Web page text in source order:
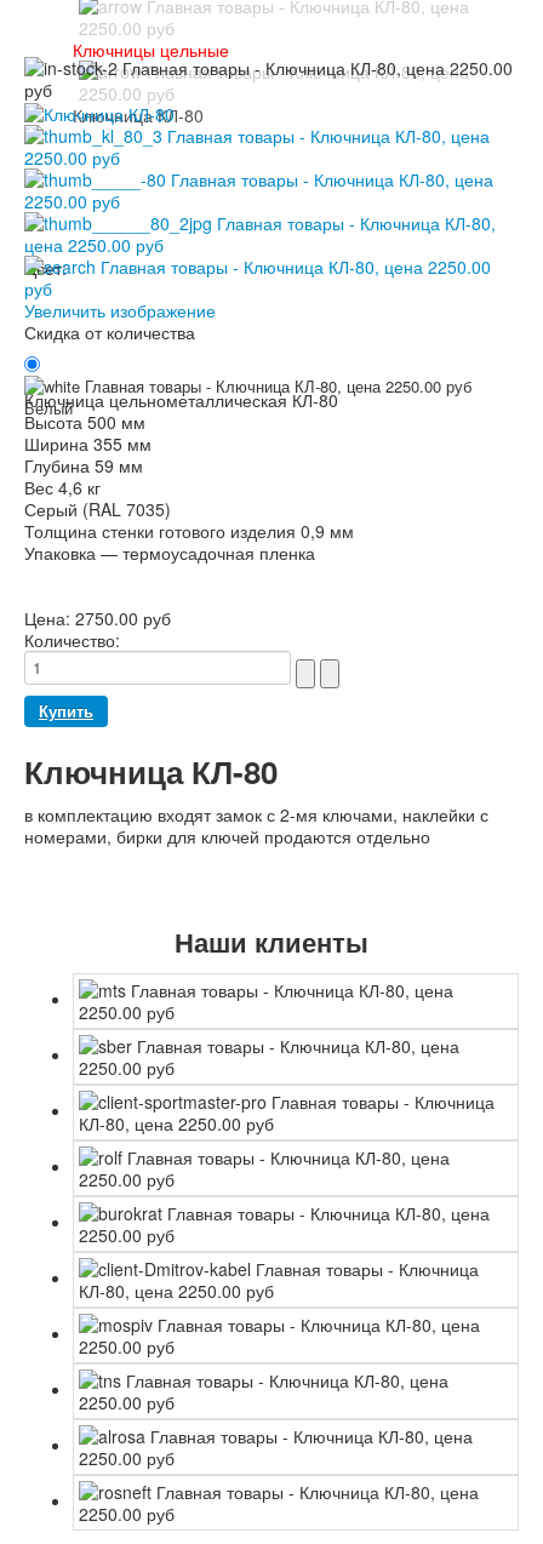
Ключницы цельные
Ключница КЛ-80
Увеличить изображение
Скидка от количества
Цвет:
Белый
Ключница цельнометаллическая КЛ-80
Высота 500 мм
Ширина 355 мм
Глубина 59 мм
Вес 4,6 кг
Серый (RAL 7035)
Толщина стенки готового изделия 0,9 мм
Упаковка — термоусадочная пленка
Цена: 2750.00 руб
Количество:
Ключница КЛ-80
в комплектацию входят замок с 2-мя ключами, наклейки с
номерами, бирки для ключей продаются отдельно
Наши клиенты